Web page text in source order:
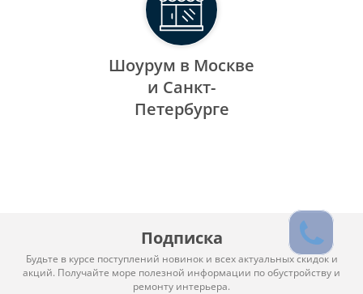
Шоурум в Москве
и Санкт-
Петербурге
Подписка
Будьте в курсе поступлений новинок и всех актуальных скидок и
акций. Получайте море полезной информации по обустройству и
ремонту интерьера.